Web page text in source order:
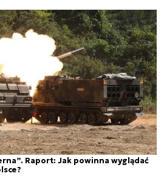
Raport: Jak powinna wyglądać